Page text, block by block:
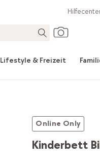
Lifestyle & Freizeit
Online Only
Kinderbett